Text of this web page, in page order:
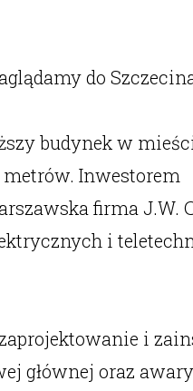
do
budynek w
Inwestorem
firma J.W.
i
i
głównej oraz